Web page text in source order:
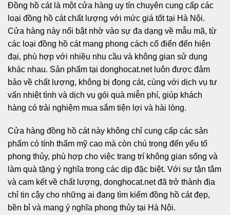
Đồng hồ cátlà một cửa hàng uy tín chuyên cung cấp các
loại đồng hồ cát chất lượng với mức giá tốt tại Hà Nội.
Cửa hàng này nổi bật nhờ vào sự đa dạng về mẫu mã, từ
các loại đồng hồ cát mang phong cách cổ điển đến hiện
đại, phù hợp với nhiều nhu cầu và không gian sử dụng
khác nhau. Sản phẩm tại donghocat.net luôn được đảm
bảo về chất lượng, không bị đọng cát, cùng với dịch vụ tư
vấn nhiệt tình và dịch vụ gói quà miễn phí, giúp khách
hàng có trải nghiệm mua sắm tiện lợi và hài lòng.
Cửa hàng đồng hồ cát này không chỉ cung cấp các sản
phẩm có tính thẩm mỹ cao mà còn chú trọng đến yếu tố
phong thủy, phù hợp cho việc trang trí không gian sống và
làm quà tặng ý nghĩa trong các dịp đặc biệt. Với sự tận tâm
và cam kết về chất lượng, donghocat.net đã trở thành địa
chỉ tin cậy cho những ai đang tìm kiếm đồng hồ cát đẹp,
bền bỉ và mang ý nghĩa phong thủy tại Hà Nội.